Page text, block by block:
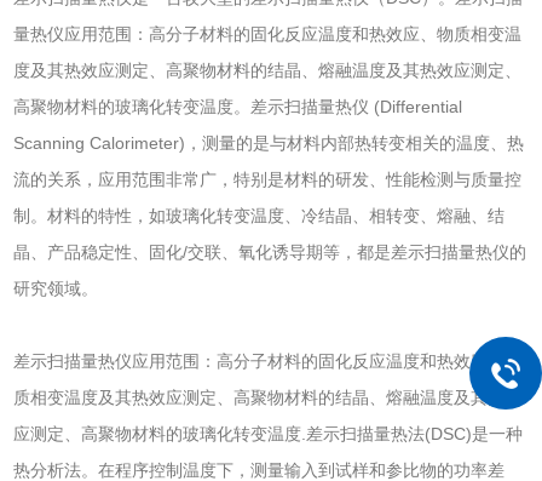
量热仪应用范围：高分子材料的固化反应温度和热效应、物质相变温
度及其热效应测定、高聚物材料的结晶、熔融温度及其热效应测定、
高聚物材料的玻璃化转变温度。差示扫描量热仪 (Differential
Scanning Calorimeter)，测量的是与材料内部热转变相关的温度、热
流的关系，应用范围非常广，特别是材料的研发、性能检测与质量控
制。材料的特性，如玻璃化转变温度、冷结晶、相转变、熔融、结
晶、产品稳定性、固化/交联、氧化诱导期等，都是差示扫描量热仪的
研究领域。
差示扫描量热仪应用范围：高分子材料的固化反应温度和热效应、物
质相变温度及其热效应测定、高聚物材料的结晶、熔融温度及其热效
应测定、高聚物材料的玻璃化转变温度.差示扫描量热法(DSC)是一种
热分析法。在程序控制温度下，测量输入到试样和参比物的功率差